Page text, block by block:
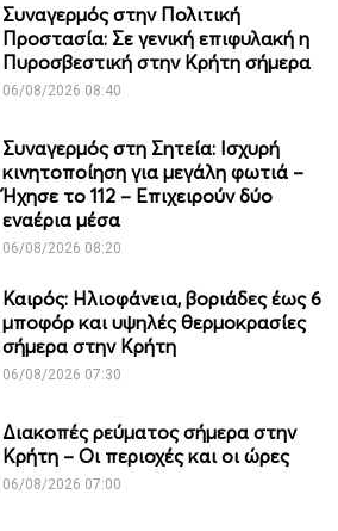
Συναγερμός στην Πολιτική
Προστασία: Σε γενική επιφυλακή η
Πυροσβεστική στην Κρήτη σήμερα
06/08/2026 08:40
Συναγερμός στη Σητεία: Ισχυρή
κινητοποίηση για μεγάλη φωτιά –
Ήχησε το 112 – Επιχειρούν δύο
εναέρια μέσα
06/08/2026 08:20
Καιρός: Ηλιοφάνεια, βοριάδες έως 6
μποφόρ και υψηλές θερμοκρασίες
σήμερα στην Κρήτη
06/08/2026 07:30
Διακοπές ρεύματος σήμερα στην
Κρήτη – Οι περιοχές και οι ώρες
06/08/2026 07:00